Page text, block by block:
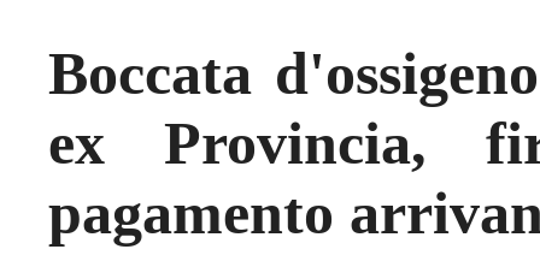
Boccata
ex Provincia,
pagamento